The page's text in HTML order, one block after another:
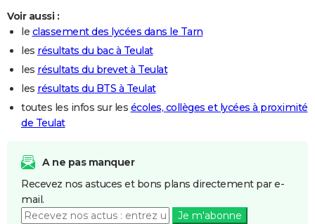
Voir aussi :
le classement des lycées dans le Tarn
les résultats du bac à Teulat
les résultats du brevet à Teulat
les résultats du BTS à Teulat
toutes les infos sur les écoles, collèges et lycées à proximité
de Teulat
A ne pas manquer
Recevez nos astuces et bons plans directement par e-
mail.
Je m'abonne